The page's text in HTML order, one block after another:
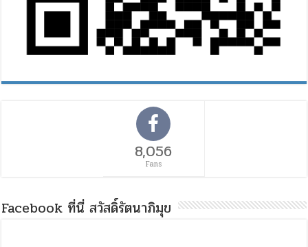
8,056
Fans
Facebook ที่นี่ สวัสดิ์รัตนาภิมุข